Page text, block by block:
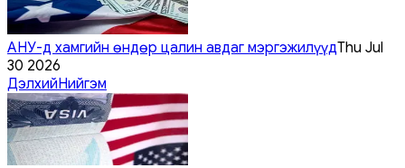
АНУ-д хамгийн өндөр цалин авдаг мэргэжилүүдThu Jul
30 2026
ДэлхийНийгэм